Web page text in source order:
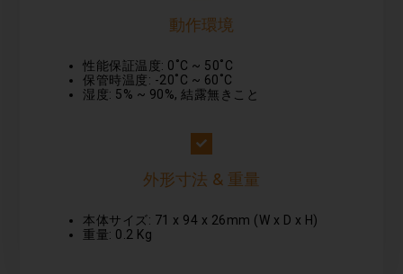
動作環境
性能保証温度: 0˚C ~ 50˚C
保管時温度: -20˚C ~ 60˚C
湿度: 5% ~ 90%, 結露無きこと
外形寸法 & 重量
本体サイズ: 71 x 94 x 26mm (W x D x H)
重量: 0.2 Kg